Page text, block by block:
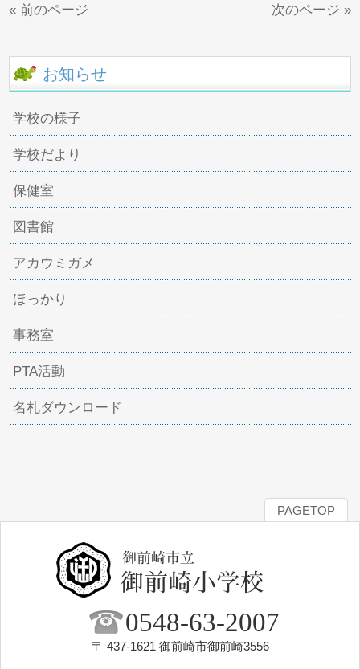
« 前のページ 次のページ »
お知らせ
学校の様子
学校だより
保健室
図書館
アカウミガメ
ほっかり
事務室
PTA活動
名札ダウンロード
PAGETOP
0548-63-2007
〒 437-1621 御前崎市御前崎3556